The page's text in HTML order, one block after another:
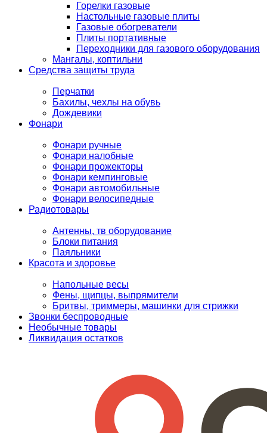
Горелки газовые
Настольные газовые плиты
Газовые обогреватели
Плиты портативные
Переходники для газового оборудования
Мангалы, коптильни
Средства защиты труда
Перчатки
Бахилы, чехлы на обувь
Дождевики
Фонари
Фонари ручные
Фонари налобные
Фонари прожекторы
Фонари кемпинговые
Фонари автомобильные
Фонари велосипедные
Радиотовары
Антенны, тв оборудование
Блоки питания
Паяльники
Красота и здоровье
Напольные весы
Фены, щипцы, выпрямители
Бритвы, триммеры, машинки для стрижки
Звонки беспроводные
Необычные товары
Ликвидация остатков